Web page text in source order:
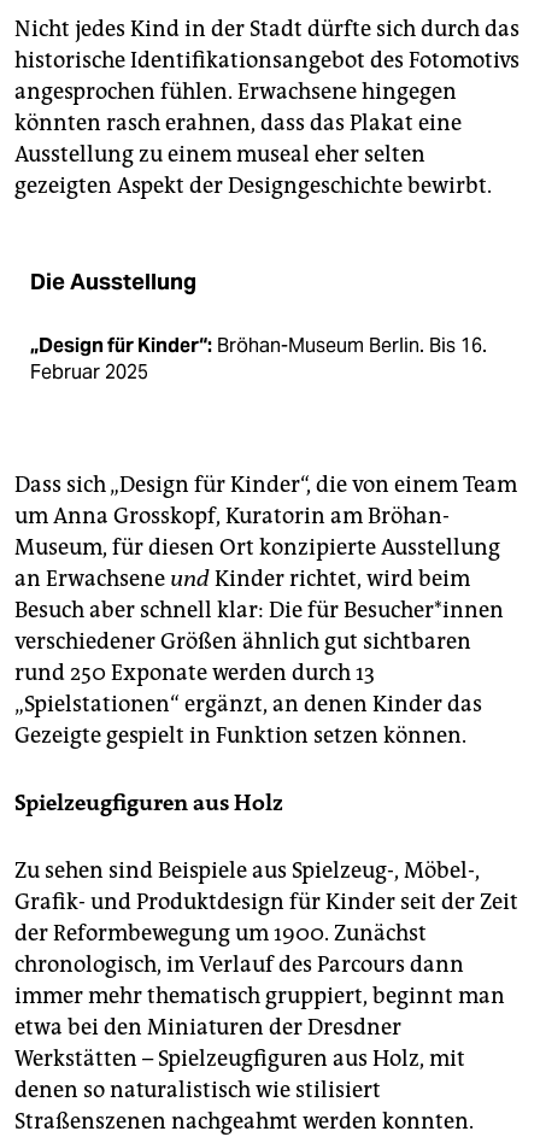
Nicht jedes Kind in der Stadt dürfte sich durch das
historische Identifikationsangebot des Fotomotivs
angesprochen fühlen. Erwachsene hingegen
könnten rasch erahnen, dass das Plakat eine
Ausstellung zu einem museal eher selten
gezeigten Aspekt der Designgeschichte bewirbt.
Die Ausstellung
„Design für Kinder“: Bröhan-Museum Berlin. Bis 16.
Februar 2025
Dass sich „Design für Kinder“, die von einem Team
um Anna Grosskopf, Kuratorin am Bröhan-
Museum, für diesen Ort konzipierte Ausstellung
an Erwachsene undKinder richtet, wird beim
Besuch aber schnell klar: Die für Be­su­che­r*in­nen
verschiedener Größen ähnlich gut sichtbaren
rund 250 Exponate werden durch 13
„Spielstationen“ ergänzt, an denen Kinder das
Gezeigte gespielt in Funktion setzen können.
Spielzeugfiguren aus Holz
Zu sehen sind Beispiele aus Spielzeug-, Möbel-,
Grafik- und Produktdesign für Kinder seit der Zeit
der Reformbewegung um 1900. Zunächst
chronologisch, im Verlauf des Parcours dann
immer mehr thematisch gruppiert, beginnt man
etwa bei den Miniaturen der Dresdner
Werkstätten – Spielzeugfiguren aus Holz, mit
denen so naturalistisch wie stilisiert
Straßenszenen nachgeahmt werden konnten.